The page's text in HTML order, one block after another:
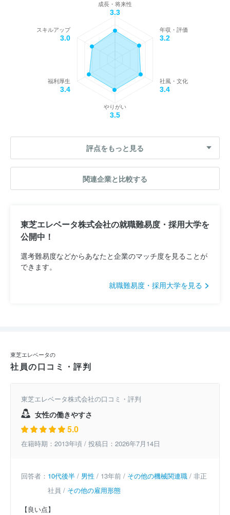
成長・将来性
3.3
年収・評価
3.2
社風・文化
3.4
やりがい
3.5
福利厚生
3.4
スキルアップ
3.0
評点をもっと見る
関連企業と比較する
東芝エレベータ株式会社の就職難易度・採用大学を
公開中！
選考難易度などからあなたと企業のマッチ度を見ることが
できます。
就職難易度・採用大学を見る
東芝エレベータの
社員の口コミ・評判
東芝エレベータ株式会社の口コミ・評判
女性の働きやすさ
5.0
在籍時期：2013年頃 / 投稿日：2026年7月14日
回答者： 10代後半 / 男性 / 13年前 / その他の機械関連職 / 非正
社員 / その他の雇用形態
【良い点】